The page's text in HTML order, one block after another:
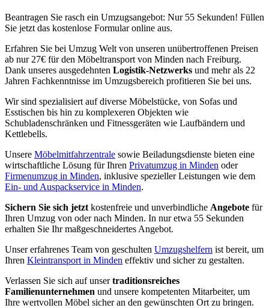
Beantragen Sie rasch ein Umzugsangebot: Nur 55 Sekunden! Füllen
Sie jetzt das kostenlose Formular online aus.
Erfahren Sie bei Umzug Welt von unseren unübertroffenen Preisen
ab nur 27€ für den Möbeltransport von Minden nach Freiburg.
Dank unseres ausgedehnten Logistik-Netzwerks und mehr als 22
Jahren Fachkenntnisse im Umzugsbereich profitieren Sie bei uns.
Wir sind spezialisiert auf diverse Möbelstücke, von Sofas und
Esstischen bis hin zu komplexeren Objekten wie
Schubladenschränken und Fitnessgeräten wie Laufbändern und
Kettlebells.
Unsere Möbelmitfahrzentrale sowie Beiladungsdienste bieten eine
wirtschaftliche Lösung für Ihren Privatumzug in Minden oder
Firmenumzug in Minden, inklusive spezieller Leistungen wie dem
Ein- und Auspackservice in Minden.
Sichern Sie sich jetzt kostenfreie und unverbindliche Angebote für
Ihren Umzug von oder nach Minden. In nur etwa 55 Sekunden
erhalten Sie Ihr maßgeschneidertes Angebot.
Unser erfahrenes Team von geschulten Umzugshelfern ist bereit, um
Ihren Kleintransport in Minden effektiv und sicher zu gestalten.
Verlassen Sie sich auf unsertraditionsreiches
Familienunternehmen und unsere kompetenten Mitarbeiter, um
Ihre wertvollen Möbel sicher an den gewünschten Ort zu bringen.